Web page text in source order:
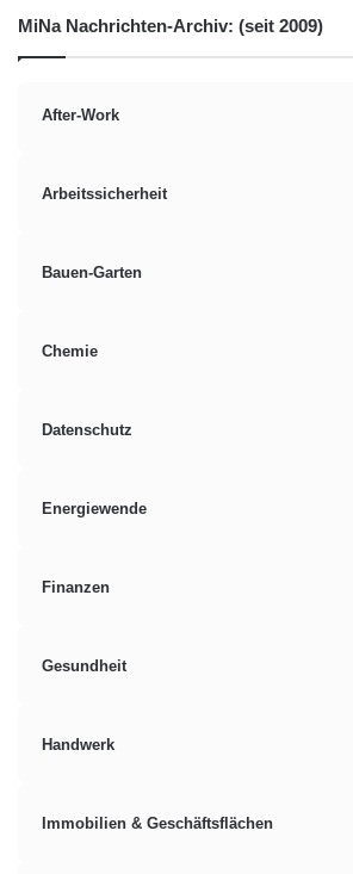
MiNa Nachrichten-Archiv: (seit 2009)
After-Work
Arbeitssicherheit
Bauen-Garten
Chemie
Datenschutz
Energiewende
Finanzen
Gesundheit
Handwerk
Immobilien & Geschäftsflächen